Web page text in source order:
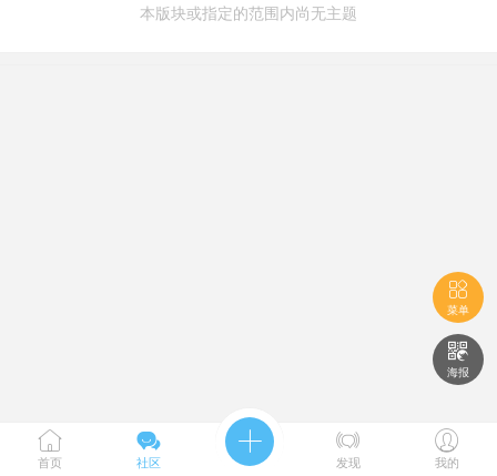
本版块或指定的范围内尚无主题

菜单

海报

首页

社区
 
发现

我的